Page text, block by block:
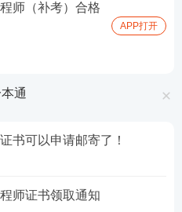
师（补考）合格
APP打开
通
书可以申请邮寄了！
师证书领取通知